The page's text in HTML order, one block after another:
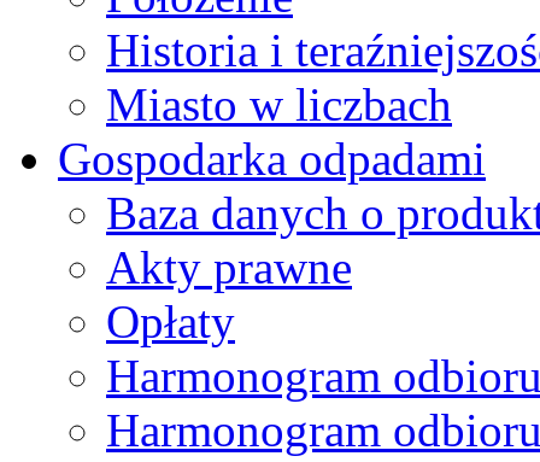
Historia i
Miasto w liczbach
Gospodarka odpadami
Baza danych o
Akty prawne
Opłaty
Harmonogram
Harmonogram